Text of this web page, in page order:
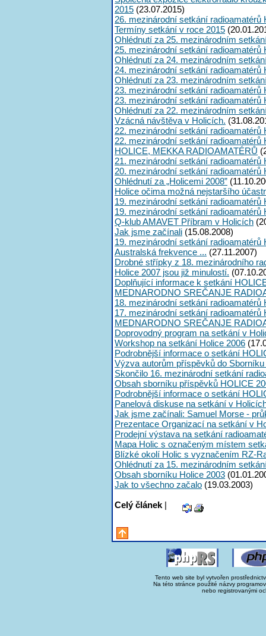
2015 (23.07.2015)
26. mezinárodní setkání radioamatérů
Termíny setkání v roce 2015
Ohlédnutí za 25. mezinárodním
25. mezinárodní setkání radioamatérů
Ohlédnutí za 24. mezinárodním
24. mezinárodní setkání radioamatérů
Ohlédnutí za 23. mezinárodním
23. mezinárodní setkání
23. mezinárodní setkání radioamatérů
Ohlédnutí za 22. mezinárodním
Vzácná návštěva v Holicích.
22. mezinárodní setkání
22. mezinárodní setkání radioamatérů
HOLICE, MEKKA RADIOAMATÉRŮ
21. mezinárodní setkání radioamatérů
20. mezinárodní setkání radioamatérů
Ohlédnutí za „Holicemi 2008”
Holice očima možná nejstaršího
19. mezinárodní setkání radioamatérů
19. mezinárodní setkání
Q-klub AMAVET Příbram v Holicích
Jak jsme začínali (15.08.2008)
19. mezinárodní setkání
Australská frekvence ... (27.11.2007)
Drobné střípky z 18. mezinárodního
Holice 2007 jsou již minulostí.
Doplňující informace k setkání
MEDNARODNO SREČANJE
18. mezinárodní setkání radioamatérů
17. mezinárodní setkání radioamatérů
MEDNARODNO SREČANJE
Doprovodný program na setkání v
Workshop na setkání Holice 2006
Podrobnější informace o setkání
Výzva autorům příspěvků do
Skončilo 16. mezinárodní setkání
Obsah sborníku příspěvků HOLICE
Podrobnější informace o setkání
Panelová diskuse na setkání v
Jak jsme začínali: Samuel Morse -
Prezentace Organizací na setkání v
Prodejní výstava na setkání
Mapa Holic s označeným místem
Blízké okolí Holic s vyznačením RZ-
Ohlédnutí za 15. mezinárodním
Obsah sborníku Holice 2003
Jak to všechno začalo (19.03.2003)
Celý článek |
Tento web site byl vytvořen
Na této stránce použité názvy
nebo registrovanými